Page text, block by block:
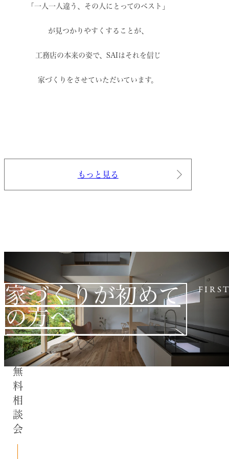
「一人一人違う、その人にとってのベスト」
が見つかりやすくすることが、
工務店の本来の姿で、 SAIはそれを信じ
家づくりをさせていただいています。
もっと見る
家づくりが初めて
の方へ
無料相談会